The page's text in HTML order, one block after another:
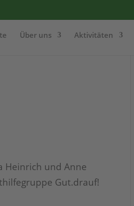
Über uns Aktivitäten
Heinrich und Anne
Gut.drauf!